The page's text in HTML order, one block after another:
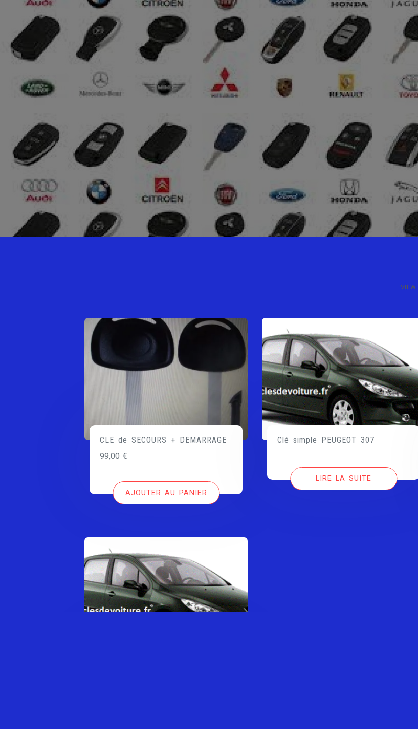
VIEW:
CLE de SECOURS + DEMARRAGE
99,00€
AJOUTER AU PANIER
Clé simple PEUGEOT 307
LIRE LA SUITE